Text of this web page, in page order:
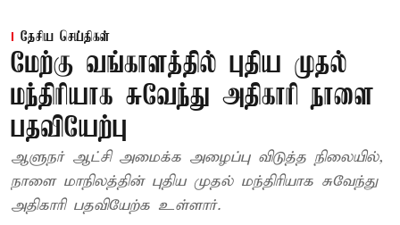
தேசிய செய்திகள்
மேற்கு வங்காளத்தில் புதிய முதல்
மந்திரியாக சுவேந்து அதிகாரி நாளை
பதவியேற்பு
ஆளுநர் ஆட்சி அமைக்க அழைப்பு விடுத்த நிலையில்,
நாளை மாநிலத்தின் புதிய முதல் மந்திரியாக சுவேந்து
அதிகாரி பதவியேற்க உள்ளார்.